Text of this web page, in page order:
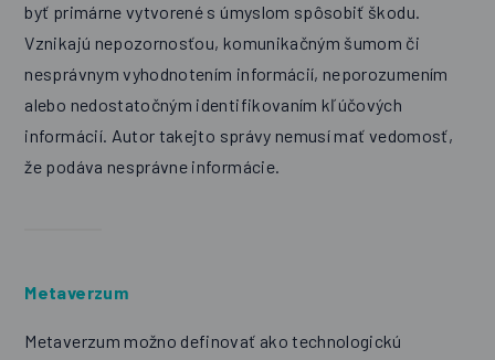
byť primárne vytvorené s úmyslom spôsobiť škodu.
Vznikajú nepozornosťou, komunikačným šumom či
nesprávnym vyhodnotením informácií, neporozumením
alebo nedostatočným identifikovaním kľúčových
informácií. Autor takejto správy nemusí mať vedomosť,
že podáva nesprávne informácie.
Metaverzum
Metaverzum možno definovať ako technologickú